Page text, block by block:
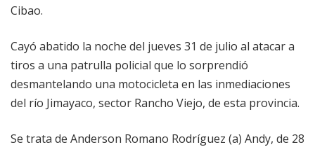
Cibao.
Cayó abatido la noche del jueves 31 de julio al atacar a
tiros a una patrulla policial que lo sorprendió
desmantelando una motocicleta en las inmediaciones
del río Jimayaco, sector Rancho Viejo, de esta provincia.
Se trata de Anderson Romano Rodríguez (a) Andy, de 28